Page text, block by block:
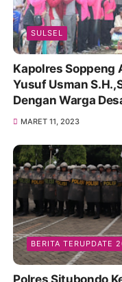
SULSEL
Kapolres Soppeng
Yusuf Usman
Dengan Warga
MARET 11, 2023
BERITA TERUPDATE